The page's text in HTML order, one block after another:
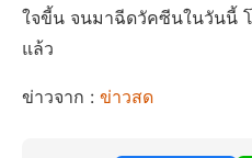
ใจขี้น จนมาฉีดวัคซีนในวันนี้
แล้ว
ข่าวจาก : ข่าวสด